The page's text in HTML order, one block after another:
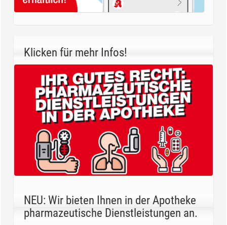
Klicken für mehr Infos!
NEU: Wir bieten Ihnen in der Apotheke
pharmazeutische Dienstleistungen an.